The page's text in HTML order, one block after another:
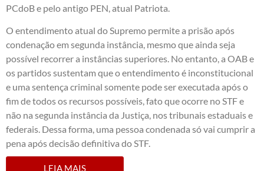
PCdoB e pelo antigo PEN, atual Patriota.
O entendimento atual do Supremo permite a prisão após
condenação em segunda instância, mesmo que ainda seja
possível recorrer a instâncias superiores. No entanto, a OAB e
os partidos sustentam que o entendimento é inconstitucional
e uma sentença criminal somente pode ser executada após o
fim de todos os recursos possíveis, fato que ocorre no STF e
não na segunda instância da Justiça, nos tribunais estaduais e
federais. Dessa forma, uma pessoa condenada só vai cumprir a
pena após decisão definitiva do STF.
LEIA MAIS